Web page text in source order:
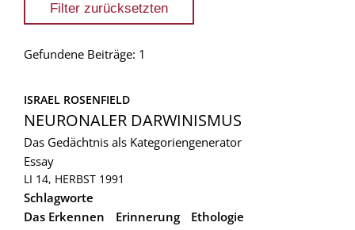
Gefundene Beiträge: 1
ISRAEL ROSENFIELD
NEURONALER DARWINISMUS
Das Gedächtnis als Kategoriengenerator
Essay
LI 14, HERBST 1991
Schlagworte
Das Erkennen
Erinnerung
Ethologie